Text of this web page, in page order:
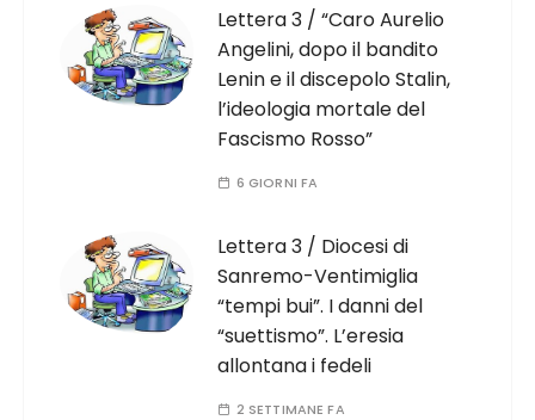
Lettera 3 / “Caro Aurelio
Angelini, dopo il bandito
Lenin e il discepolo Stalin,
l’ideologia mortale del
Fascismo Rosso”
6 GIORNI FA
Lettera 3 / Diocesi di
Sanremo-Ventimiglia
“tempi bui”. I danni del
“suettismo”. L’eresia
allontana i fedeli
2 SETTIMANE FA